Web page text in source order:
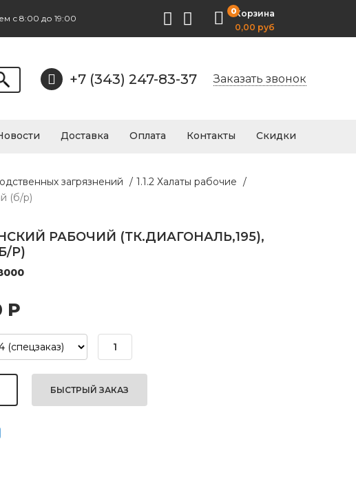
с 8:00 до 19:00
0Корзина
0,00 руб
+7 (343) 247-83-37 Заказать звонок
Доставка Оплата Контакты Скидки
загрязнений / 1.1.2 Халаты рабочие /
(б/р)
РАБОЧИЙ (ТК.ДИАГОНАЛЬ,195),
Р)
Р
БЫСТРЫЙ ЗАКАЗ